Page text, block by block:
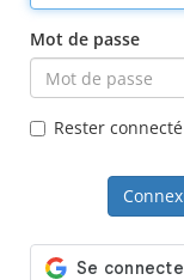
Mot de passe
Rester connecté